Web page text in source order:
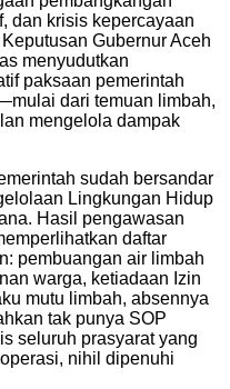
dan krisis kepercayaan
Gubernur Aceh
menyudutkan
paksaan pemerintah
dari temuan limbah,
mengelola dampak
sudah bersandar
Lingkungan Hidup
Hasil pengawasan
daftar
pembuangan air limbah
warga, ketiadaan Izin
mutu limbah, absennya
tak punya SOP
seluruh prasyarat yang
nihil dipenuhi